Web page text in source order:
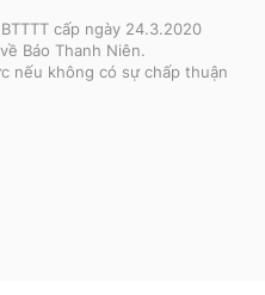
cấp ngày 24.3.2020
Báo Thanh Niên.
nếu không có sự chấp thuận